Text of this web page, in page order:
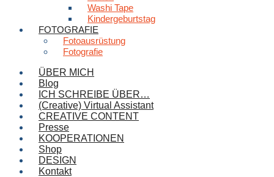
Washi Tape
Kindergeburtstag
FOTOGRAFIE
Fotoausrüstung
Fotografie
ÜBER MICH
Blog
ICH SCHREIBE ÜBER…
(Creative) Virtual Assistant
CREATIVE CONTENT
Presse
KOOPERATIONEN
Shop
DESIGN
Kontakt